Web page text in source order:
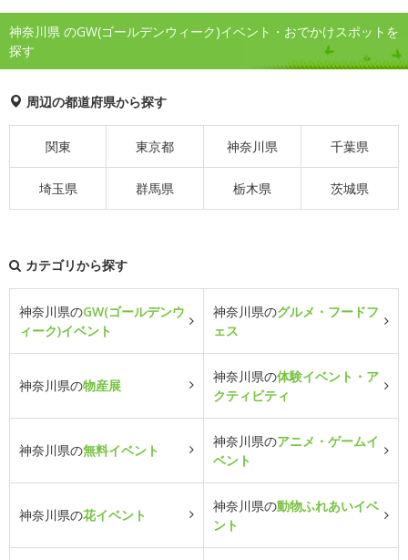
神奈川県 のGW(ゴールデンウィーク)イベント・おでかけスポットを
探す
周辺の都道府県から探す
関東 東京都 神奈川県 千葉県
埼玉県 群馬県 栃木県 茨城県
カテゴリから探す
神奈川県のGW(ゴールデンウ
ィーク)イベント
神奈川県のグルメ・フードフ
ェス
神奈川県の物産展
神奈川県の体験イベント・ア
クティビティ
神奈川県の無料イベント
神奈川県のアニメ・ゲームイ
ベント
神奈川県の花イベント
神奈川県の動物ふれあいイベ
ント